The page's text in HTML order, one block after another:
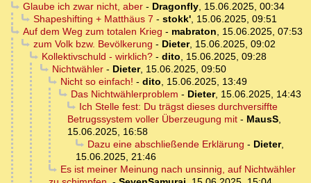
Glaube ich zwar nicht, aber- Dragonfly, 15.06.2025, 00:34
Shapeshifting + Matthäus 7 - stokk', 15.06.2025, 09:51
Auf dem Weg zum totalen Krieg - mabraton, 15.06.2025, 07:53
zum Volk bzw. Bevölkerung - Dieter, 15.06.2025, 09:02
Kollektivschuld - wirklich?- dito, 15.06.2025, 09:28
Nichtwähler- Dieter, 15.06.2025, 09:50
Nicht so einfach! - dito, 15.06.2025, 13:49
Das Nichtwählerproblem - Dieter, 15.06.2025, 14:43
Ich Stelle fest: Du trägst dieses durchversiffte
Betrugssystem voller Überzeugung mit - MausS,
15.06.2025, 16:58
Dazu eine abschließende Erklärung - Dieter,
15.06.2025, 21:46
Es ist meiner Meinung nach unsinnig, auf Nichtwähler